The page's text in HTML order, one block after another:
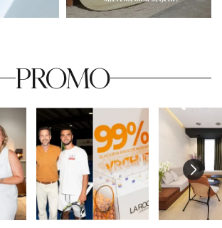
PROMO